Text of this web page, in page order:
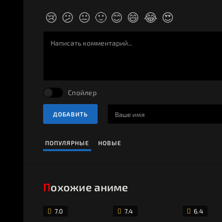
😢 😕 😐 🙂 😊 😄 😂 😍
Спойлер
ДОБАВИТЬ
ПОПУЛЯРНЫЕ НОВЫЕ
Похожие аниме
7.0 7.4 6.4